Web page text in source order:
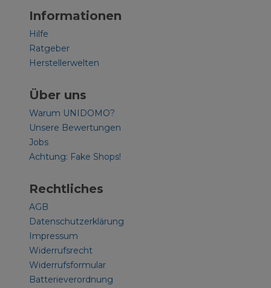
Informationen
Hilfe
Ratgeber
Herstellerwelten
Über uns
Warum UNIDOMO?
Unsere Bewertungen
Jobs
Achtung: Fake Shops!
Rechtliches
AGB
Datenschutzerklärung
Impressum
Widerrufsrecht
Widerrufsformular
Batterieverordnung